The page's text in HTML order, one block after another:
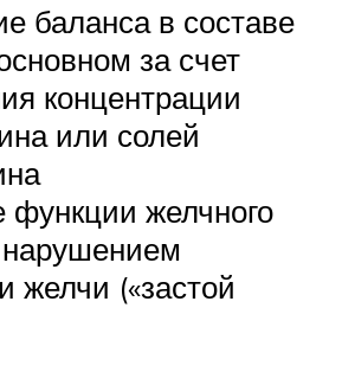
баланса в составе
за счет
концентрации
или солей
функции желчного
желчи («застой